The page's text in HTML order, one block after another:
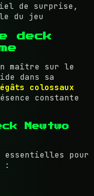
de surprise,
du jeu
deck
maître sur le
dans sa
colossaux
constante
Mewtwo
pour
: